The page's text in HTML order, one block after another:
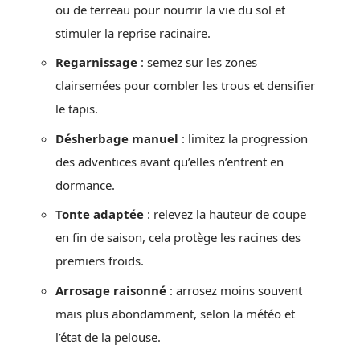
ou de terreau pour nourrir la vie du sol et
stimuler la reprise racinaire.
Regarnissage : semez sur les zones
clairsemées pour combler les trous et densifier
le tapis.
Désherbage manuel : limitez la progression
des adventices avant qu’elles n’entrent en
dormance.
Tonte adaptée : relevez la hauteur de coupe
en fin de saison, cela protège les racines des
premiers froids.
Arrosage raisonné : arrosez moins souvent
mais plus abondamment, selon la météo et
l’état de la pelouse.